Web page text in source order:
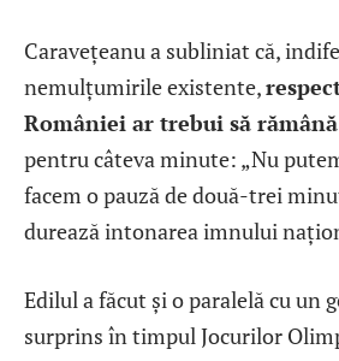
Caravețeanu a subliniat că,
nemulțumirile existente,
României ar trebui să
pentru câteva minute: „Nu
facem o pauză de două-trei
durează intonarea imnului
Edilul a făcut și o paralelă cu un
surprins în timpul Jocurilor